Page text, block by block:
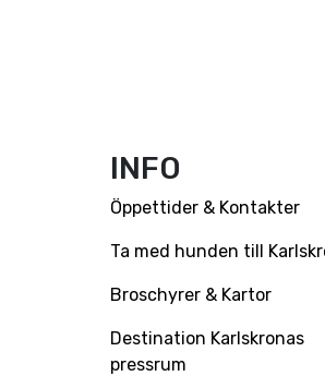
INFO
Öppettider & Kontakter
Ta med hunden till
Broschyrer & Kartor
Destination Karlskronas
pressrum